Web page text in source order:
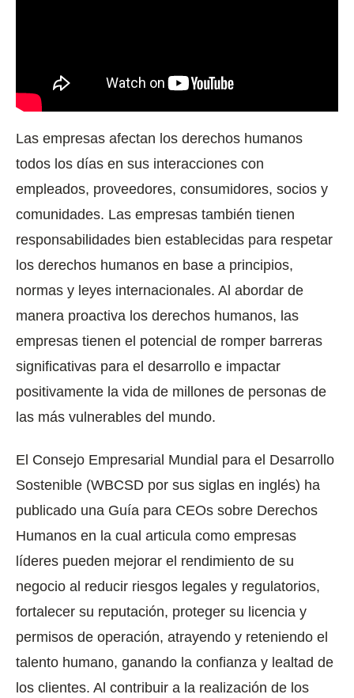
Las empresas afectan los derechos humanos
todos los días en sus interacciones con
empleados, proveedores, consumidores, socios y
comunidades. Las empresas también tienen
responsabilidades bien establecidas para respetar
los derechos humanos en base a principios,
normas y leyes internacionales. Al abordar de
manera proactiva los derechos humanos, las
empresas tienen el potencial de romper barreras
significativas para el desarrollo e impactar
positivamente la vida de millones de personas de
las más vulnerables del mundo.
El Consejo Empresarial Mundial para el Desarrollo
Sostenible (WBCSD por sus siglas en inglés) ha
publicado una Guía para CEOs sobre Derechos
Humanos en la cual articula como empresas
líderes pueden mejorar el rendimiento de su
negocio al reducir riesgos legales y regulatorios,
fortalecer su reputación, proteger su licencia y
permisos de operación, atrayendo y reteniendo el
talento humano, ganando la confianza y lealtad de
los clientes. Al contribuir a la realización de los